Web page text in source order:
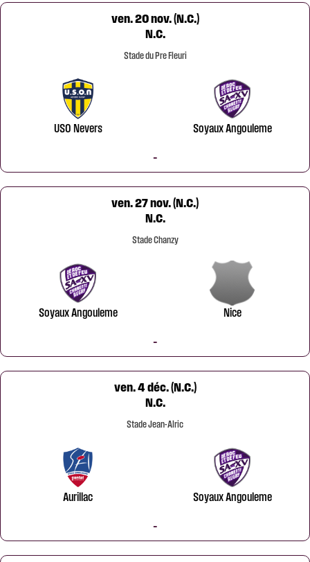
ven. 20 nov. (N.C.)
N.C.
Stade du Pre Fleuri
USO Nevers Soyaux Angouleme
-
ven. 27 nov. (N.C.)
N.C.
Stade Chanzy
Soyaux Angouleme Nice
-
ven. 4 déc. (N.C.)
N.C.
Stade Jean-Alric
Aurillac Soyaux Angouleme
-